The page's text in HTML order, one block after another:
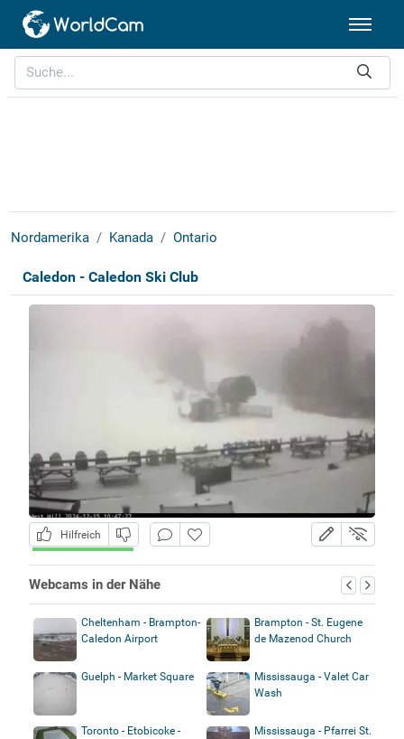
Nordamerika Kanada Ontario
Caledon - Caledon Ski Club
Hilfreich
Webcams in der Nähe
Cheltenham - Brampton-
Caledon Airport
Brampton - St. Eugene
de Mazenod Church
Guelph - Market Square
Mississauga - Valet Car
Wash
Toronto - Etobicoke -
Mississauga - Pfarrei St.